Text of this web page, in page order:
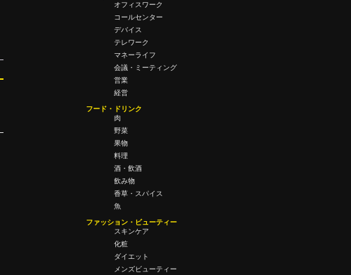
オフィスワーク
コールセンター
デバイス
テレワーク
マネーライフ
会議・ミーティング
営業
経営
フード・ドリンク
肉
野菜
果物
料理
酒・飲酒
飲み物
香草・スパイス
魚
ファッション・ビューティー
スキンケア
化粧
ダイエット
メンズビューティー